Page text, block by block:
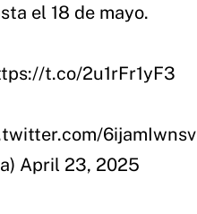
el 18 de mayo.
t.co/2u1rFr1yF3
6ijamIwnsv
April 23, 2025